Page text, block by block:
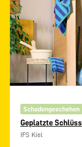
Schadengeschehen
Geplatzte
IFS Kiel